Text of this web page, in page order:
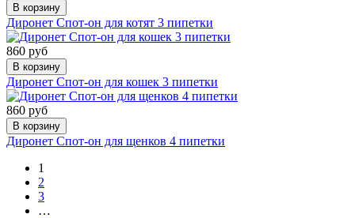
В корзину
Диронет Спот-он для котят 3 пипетки
860 руб
В корзину
Диронет Спот-он для кошек 3 пипетки
860 руб
В корзину
Диронет Спот-он для щенков 4 пипетки
1
2
3
…